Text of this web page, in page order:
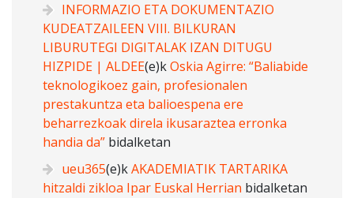
INFORMAZIO ETA DOKUMENTAZIO
KUDEATZAILEEN VIII. BILKURAN
LIBURUTEGI DIGITALAK IZAN DITUGU
HIZPIDE | ALDEE(e)kOskia Agirre: “Baliabide
teknologikoez gain, profesionalen
prestakuntza eta balioespena ere
beharrezkoak direla ikusaraztea erronka
handia da” bidalketan
ueu365(e)kAKADEMIATIK TARTARIKA
hitzaldi zikloa Ipar Euskal Herrian bidalketan